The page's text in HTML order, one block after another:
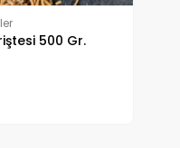
500 Gr.